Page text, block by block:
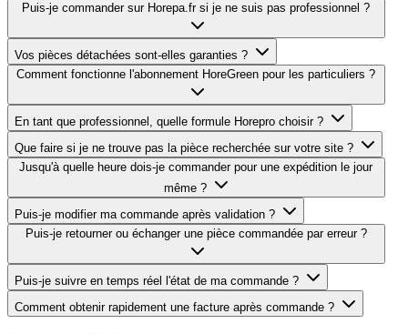
Puis-je commander sur Horepa.fr si je ne suis pas professionnel ?
Vos pièces détachées sont-elles garanties ?
Comment fonctionne l'abonnement HoreGreen pour les particuliers ?
En tant que professionnel, quelle formule Horepro choisir ?
Que faire si je ne trouve pas la pièce recherchée sur votre site ?
Jusqu'à quelle heure dois-je commander pour une expédition le jour
même ?
Puis-je modifier ma commande après validation ?
Puis-je retourner ou échanger une pièce commandée par erreur ?
Puis-je suivre en temps réel l'état de ma commande ?
Comment obtenir rapidement une facture après commande ?